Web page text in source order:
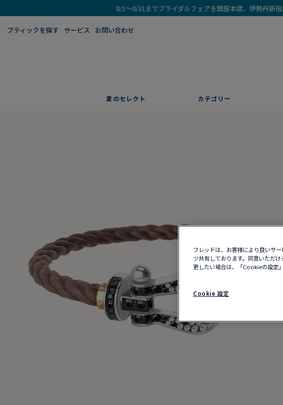
8/1～8/31までブライダルフェアを銀座本店、伊勢丹新
ブティックを探す​ サービス お問い合わせ
夏のセレクト カテゴリー
フレッドは、お客様により良いサ
ツ共有しております。同意いただ
更したい場合は、「Cookieの設定
Cookie 設定